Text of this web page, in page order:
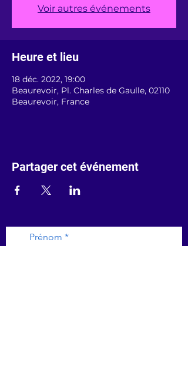
Voir autres événements
Heure et lieu
18 déc. 2022, 19:00
Beaurevoir, Pl. Charles de Gaulle, 02110
Beaurevoir, France
Partager cet événement
Prénom